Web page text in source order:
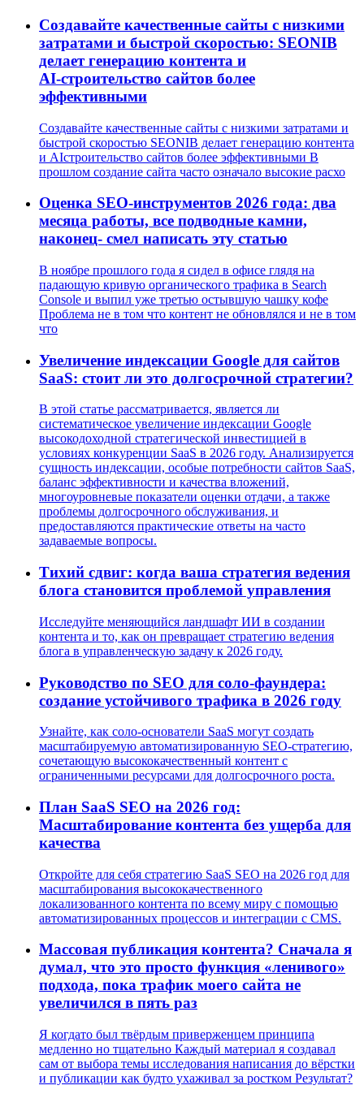
Создавайте качественные сайты с низкими
затратами и быстрой скоростью: SEONIB
делает генерацию контента и
AI‑строительство сайтов более
эффективными
Создавайте качественные сайты с низкими затратами и
быстрой скоростью SEONIB делает генерацию контента
и AIстроительство сайтов более эффективными В
прошлом создание сайта часто означало высокие расхо
Оценка SEO‑инструментов 2026 года: два
месяца работы, все подводные камни,
наконец‑ смел написать эту статью
В ноябре прошлого года я сидел в офисе глядя на
падающую кривую органического трафика в Search
Console и выпил уже третью остывшую чашку кофе
Проблема не в том что контент не обновлялся и не в том
что
Увеличение индексации Google для сайтов
SaaS: стоит ли это долгосрочной стратегии?
В этой статье рассматривается, является ли
систематическое увеличение индексации Google
высокодоходной стратегической инвестицией в
условиях конкуренции SaaS в 2026 году. Анализируется
сущность индексации, особые потребности сайтов SaaS,
баланс эффективности и качества вложений,
многоуровневые показатели оценки отдачи, а также
проблемы долгосрочного обслуживания, и
предоставляются практические ответы на часто
задаваемые вопросы.
Тихий сдвиг: когда ваша стратегия ведения
блога становится проблемой управления
Исследуйте меняющийся ландшафт ИИ в создании
контента и то, как он превращает стратегию ведения
блога в управленческую задачу к 2026 году.
Руководство по SEO для соло-фаундера:
создание устойчивого трафика в 2026 году
Узнайте, как соло-основатели SaaS могут создать
масштабируемую автоматизированную SEO-стратегию,
сочетающую высококачественный контент с
ограниченными ресурсами для долгосрочного роста.
План SaaS SEO на 2026 год:
Масштабирование контента без ущерба для
качества
Откройте для себя стратегию SaaS SEO на 2026 год для
масштабирования высококачественного
локализованного контента по всему миру с помощью
автоматизированных процессов и интеграции с CMS.
Массовая публикация контента? Сначала я
думал, что это просто функция «ленивого»
подхода, пока трафик моего сайта не
увеличился в пять раз
Я когдато был твёрдым приверженцем принципа
медленно но тщательно Каждый материал я создавал
сам от выбора темы исследования написания до вёрстки
и публикации как будто ухаживал за ростком Результат?